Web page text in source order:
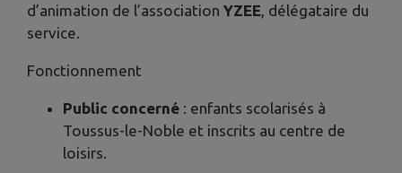
d’animation de l’association YZEE , délégataire du
service.
Fonctionnement
Public concerné : enfants scolarisés à
Toussus-le-Noble et inscrits au centre de
loisirs.